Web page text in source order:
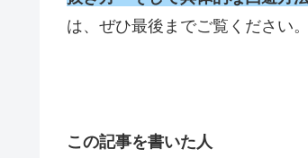
は、ぜひ最後までご覧ください。
この記事を書いた人